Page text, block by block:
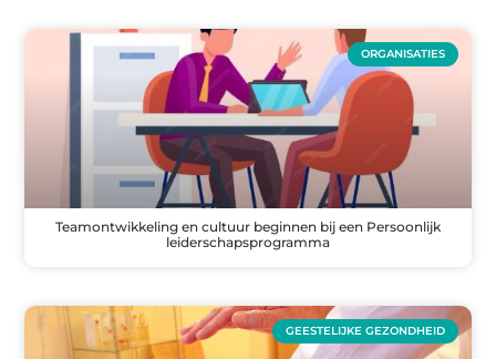
ORGANISATIES
Teamontwikkeling en cultuur beginnen bij een Persoonlijk
leiderschapsprogramma
GEESTELIJKE GEZONDHEID